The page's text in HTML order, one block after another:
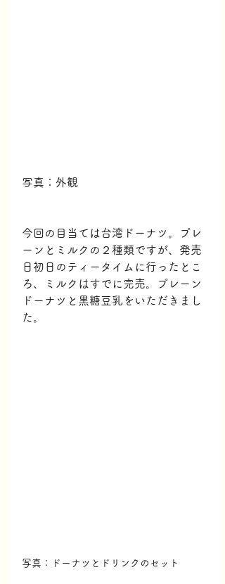
写真：外観
今回の目当ては台湾ドーナツ。プレ
ーンとミルクの２種類ですが、発売
日初日のティータイムに行ったとこ
ろ、ミルクはすでに完売。プレーン
ドーナツと黒糖豆乳をいただきまし
た。
写真：ドーナツとドリンクのセット